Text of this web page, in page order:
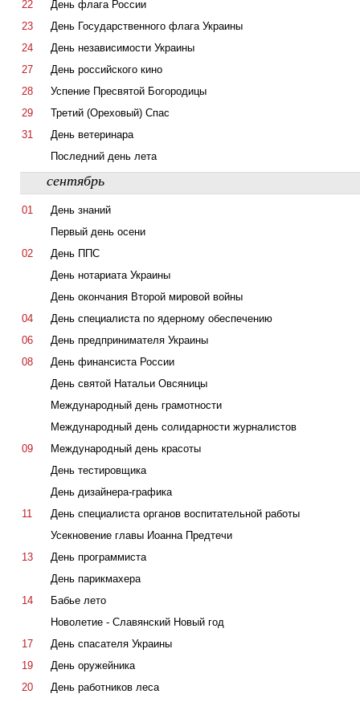
22
День флага России
23
День Государственного флага Украины
24
День независимости Украины
27
День российского кино
28
Успение Пресвятой Богородицы
29
Третий (Ореховый) Спас
31
День ветеринара
Последний день лета
сентябрь
01
День знаний
Первый день осени
02
День ППС
День нотариата Украины
День окончания Второй мировой войны
04
День специалиста по ядерному обеспечению
06
День предпринимателя Украины
08
День финансиста России
День святой Натальи Овсяницы
Международный день грамотности
Международный день солидарности журналистов
09
Международный день красоты
День тестировщика
День дизайнера-графика
11
День специалиста органов воспитательной работы
Усекновение главы Иоанна Предтечи
13
День программиста
День парикмахера
14
Бабье лето
Новолетие - Славянский Новый год
17
День спасателя Украины
19
День оружейника
20
День работников леса